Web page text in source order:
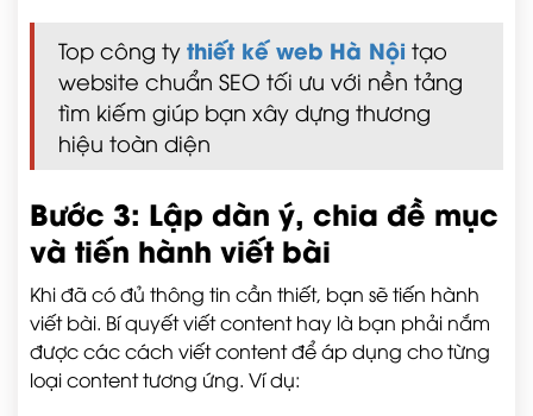
Top công ty thiết kế web Hà Nội tạo
website chuẩn SEO tối ưu với nền tảng
tìm kiếm giúp bạn xây dựng thương
hiệu toàn diện
Bước 3: Lập dàn ý, chia đề mục
và tiến hành viết bài
Khi đã có đủ thông tin cần thiết, bạn sẽ tiến hành
viết bài. Bí quyết viết content hay là bạn phải nắm
được các cách viết content để áp dụng cho từng
loại content tương ứng. Ví dụ: